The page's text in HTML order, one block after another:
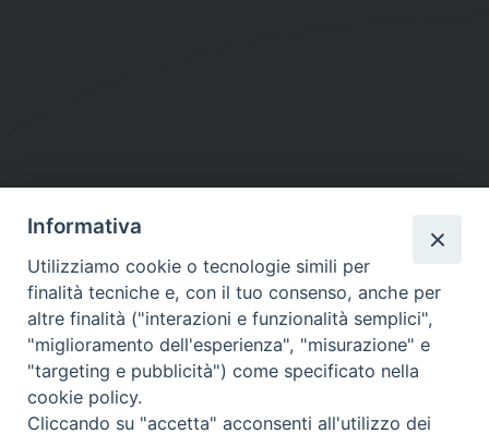
DIOCESI SUBURBICARIA DI ALBANO
Contatti:Tel.: 06.93268401 - Fax.: 06.9323844
E-mail:curia@diocesidialbano.it
Orari: dal Lunedì al Venerdì Ore: 9:00 - 13:00
Informativa
Utilizziamo cookie o tecnologie simili per
finalità tecniche e, con il tuo consenso, anche per
altre finalità ("interazioni e funzionalità semplici",
"miglioramento dell'esperienza", "misurazione" e
"targeting e pubblicità") come specificato nella
cookie policy.
Cliccando su "accetta" acconsenti all'utilizzo dei